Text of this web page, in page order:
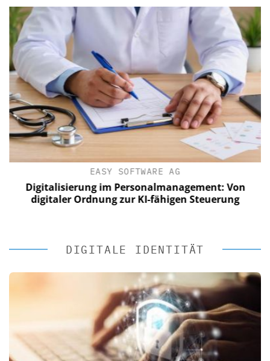
EASY SOFTWARE AG
Digitalisierung im Personalmanagement: Von
digitaler Ordnung zur KI-fähigen Steuerung
DIGITALE IDENTITÄT